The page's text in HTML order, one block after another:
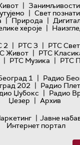
| Занимљивости
| Свет
| Природа |
хероје |
2 | РТС 3 | РТС Свет
Живот | РТС
| РТС Музика | РТС
1 | Радио
202 | Радио
Џубокс | Радио
Џезер | Архив
| Јавне
Интернет портал